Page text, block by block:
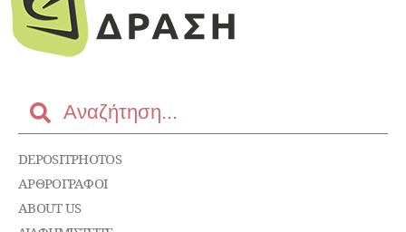
DEPOSITPHOTOS
ΑΡΘΡΟΓΡΑΦΟΙ
ABOUT US